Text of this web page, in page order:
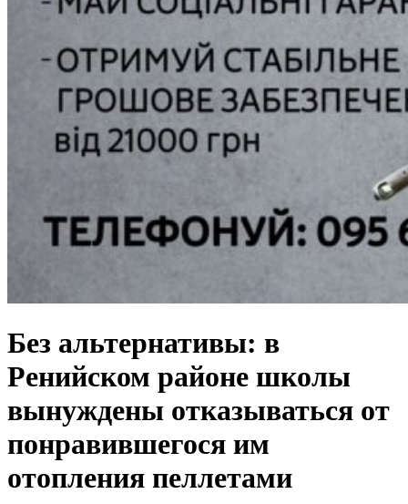
Без альтернативы: в
Ренийском районе школы
вынуждены отказываться от
понравившегося им
отопления пеллетами